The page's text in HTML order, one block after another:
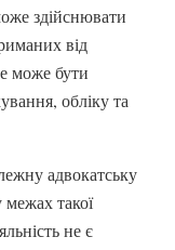
здійснювати
від
може бути
обліку та
адвокатську
такої
не є